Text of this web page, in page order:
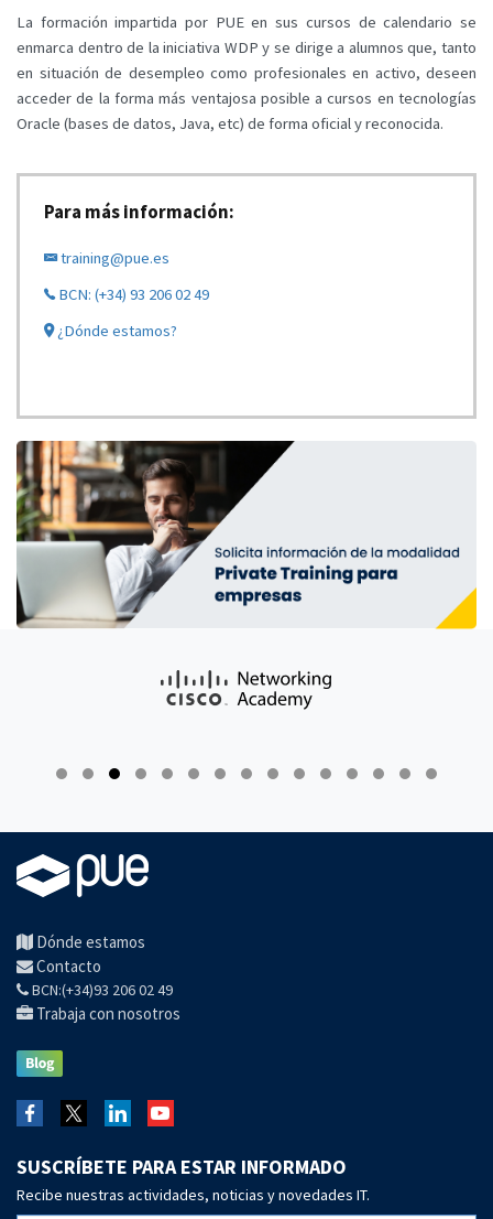
La formación impartida por PUE en sus cursos de calendario se
enmarca dentro de la iniciativa WDP y se dirige a alumnos que, tanto
en situación de desempleo como profesionales en activo, deseen
acceder de la forma más ventajosa posible a cursos en tecnologías
Oracle (bases de datos, Java, etc) de forma oficial y reconocida.
Para más información:
training@pue.es
BCN: (+34) 93 206 02 49
¿Dónde estamos?
Dónde estamos
Contacto
BCN:(+34)93 206 02 49
Trabaja con nosotros
SUSCRÍBETE PARA ESTAR INFORMADO
Recibe nuestras actividades, noticias y novedades IT.